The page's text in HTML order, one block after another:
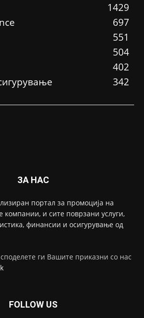
1429
697
551
504
402
342
ЗА НАС
портал за промоција на
компании, и сите поврзани услуги,
финансии и осигурување од
ги Вашите приказни со нас
FOLLOW US